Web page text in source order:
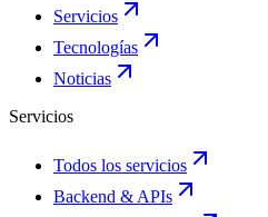
Servicios
Tecnologías
Noticias
Servicios
Todos los servicios
Backend & APIs